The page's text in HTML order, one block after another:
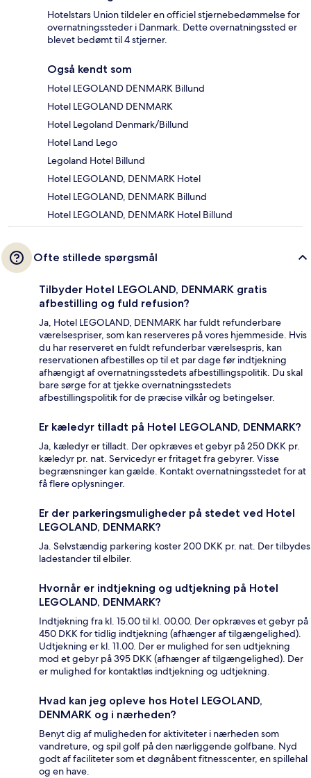
Hotelstars Union tildeler en officiel stjernebedømmelse for
overnatningssteder i Danmark. Dette overnatningssted er
blevet bedømt til 4 stjerner.
Også kendt som
Hotel LEGOLAND DENMARK Billund
Hotel LEGOLAND DENMARK
Hotel Legoland Denmark/Billund
Hotel Land Lego
Legoland Hotel Billund
Hotel LEGOLAND, DENMARK Hotel
Hotel LEGOLAND, DENMARK Billund
Hotel LEGOLAND, DENMARK Hotel Billund
Ofte stillede spørgsmål
Tilbyder Hotel LEGOLAND, DENMARK gratis
afbestilling og fuld refusion?
Ja, Hotel LEGOLAND, DENMARK har fuldt refunderbare
værelsespriser, som kan reserveres på vores hjemmeside. Hvis
du har reserveret en fuldt refunderbar værelsespris, kan
reservationen afbestilles op til et par dage før indtjekning
afhængigt af overnatningsstedets afbestillingspolitik. Du skal
bare sørge for at tjekke overnatningsstedets
afbestillingspolitik for de præcise vilkår og betingelser.
Er kæledyr tilladt på Hotel LEGOLAND, DENMARK?
Ja, kæledyr er tilladt. Der opkræves et gebyr på 250 DKK pr.
kæledyr pr. nat. Servicedyr er fritaget fra gebyrer. Visse
begrænsninger kan gælde. Kontakt overnatningsstedet for at
få flere oplysninger.
Er der parkeringsmuligheder på stedet ved Hotel
LEGOLAND, DENMARK?
Ja. Selvstændig parkering koster 200 DKK pr. nat. Der tilbydes
ladestander til elbiler.
Hvornår er indtjekning og udtjekning på Hotel
LEGOLAND, DENMARK?
Indtjekning fra kl. 15.00 til kl. 00.00. Der opkræves et gebyr på
450 DKK for tidlig indtjekning (afhænger af tilgængelighed).
Udtjekning er kl. 11.00. Der er mulighed for sen udtjekning
mod et gebyr på 395 DKK (afhænger af tilgængelighed). Der
er mulighed for kontaktløs indtjekning og udtjekning.
Hvad kan jeg opleve hos Hotel LEGOLAND,
DENMARK og i nærheden?
Benyt dig af muligheden for aktiviteter i nærheden som
vandreture, og spil golf på den nærliggende golfbane. Nyd
godt af faciliteter som et døgnåbent fitnesscenter, en spillehal
og en have.